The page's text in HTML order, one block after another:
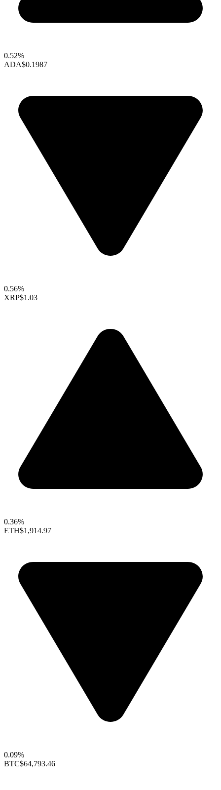
0.52%
ADA$0.1987
0.56%
XRP$1.03
0.36%
ETH$1,914.97
0.09%
BTC$64,793.46